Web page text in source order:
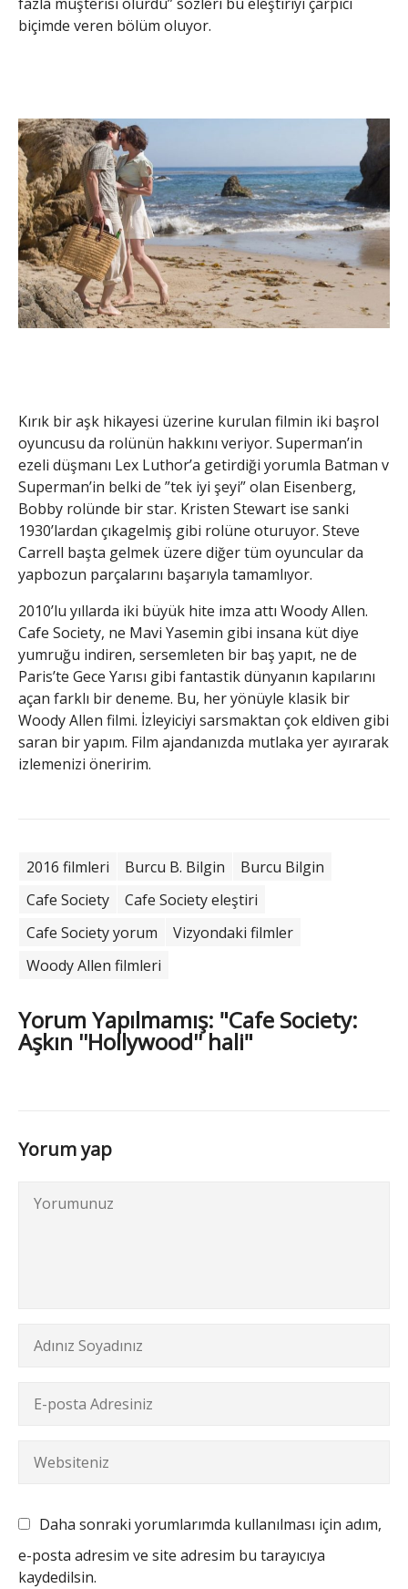
fazla müşterisi olurdu” sözleri bu eleştiriyi çarpıcı
biçimde veren bölüm oluyor.
Kırık bir aşk hikayesi üzerine kurulan filmin iki başrol
oyuncusu da rolünün hakkını veriyor. Superman’in
ezeli düşmanı Lex Luthor’a getirdiği yorumla Batman v
Superman’in belki de ”tek iyi şeyi” olan Eisenberg,
Bobby rolünde bir star. Kristen Stewart ise sanki
1930’lardan çıkagelmiş gibi rolüne oturuyor. Steve
Carrell başta gelmek üzere diğer tüm oyuncular da
yapbozun parçalarını başarıyla tamamlıyor.
2010’lu yıllarda iki büyük hite imza attı Woody Allen.
Cafe Society, ne Mavi Yasemin gibi insana küt diye
yumruğu indiren, sersemleten bir baş yapıt, ne de
Paris’te Gece Yarısı gibi fantastik dünyanın kapılarını
açan farklı bir deneme. Bu, her yönüyle klasik bir
Woody Allen filmi. İzleyiciyi sarsmaktan çok eldiven gibi
saran bir yapım. Film ajandanızda mutlaka yer ayırarak
izlemenizi öneririm.
2016 filmleri Burcu B. Bilgin
Burcu Bilgin
Cafe Society
Cafe Society eleştiri
Cafe Society yorum
Vizyondaki filmler
Woody Allen filmleri
Yorum Yapılmamış: "Cafe Society:
Aşkın ''Hollywood'' hali"
Yorum yap
Daha sonraki yorumlarımda kullanılması için adım,
e-posta adresim ve site adresim bu tarayıcıya
kaydedilsin.